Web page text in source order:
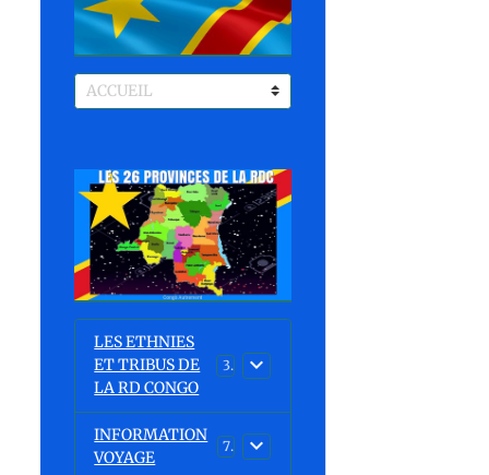
LES ETHNIES
ET TRIBUS DE
LA RD CONGO
37
INFORMATION
VOYAGE
7